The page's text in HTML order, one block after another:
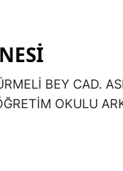
BEY CAD.
OKULU